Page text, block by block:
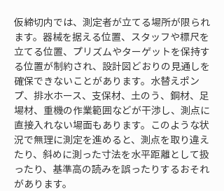
仮締切内では、測定者が立てる場所が限られ
ます。器械を据える位置、スタッフや標尺を
立てる位置、プリズムやターゲットを保持す
る位置が制約され、設計図どおりの見通しを
確保できないことがあります。水替えポン
プ、排水ホース、支保材、土のう、鋼材、足
場材、重機の作業範囲などが干渉し、測点に
直接入れない場面もあります。このような状
況で無理に測定を進めると、測点を取り違え
たり、斜めに測った寸法を水平距離として扱
ったり、基準高の読みを誤ったりするおそれ
があります。